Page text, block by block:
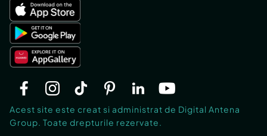
Acest site este creat si administrat de Digital Antena
Group. Toate drepturile rezervate.